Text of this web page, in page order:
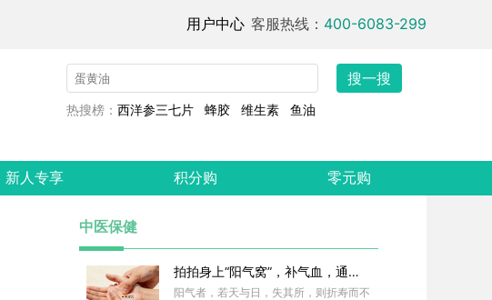
用户中心 客服热线： 400-6083-299
搜一搜
热搜榜： 西洋参三七片 蜂胶 维生素 鱼油
新人专享 积分购 零元购
中医保健
拍拍身上“阳气窝”，补气血，通经
络，全身阳气足！
阳气者，若天与日，失其所，则折寿而不